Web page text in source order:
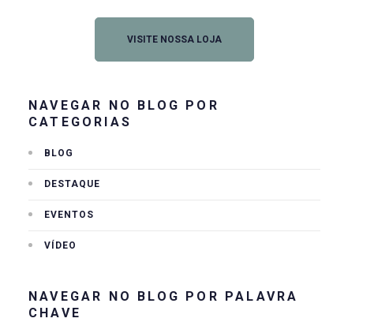
VISITE NOSSA LOJA
NAVEGAR NO BLOG POR
CATEGORIAS
BLOG
DESTAQUE
EVENTOS
VÍDEO
NAVEGAR NO BLOG POR PALAVRA
CHAVE